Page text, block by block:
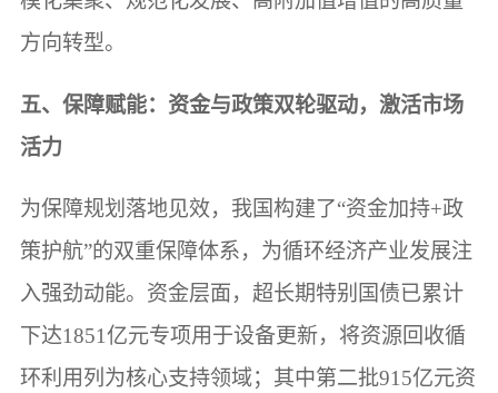
方向转型。
五、保障赋能：资金与政策双轮驱动，激活市场
活力
为保障规划落地见效，我国构建了“资金加持+政
策护航”的双重保障体系，为循环经济产业发展注
入强劲动能。资金层面，超长期特别国债已累计
下达1851亿元专项用于设备更新，将资源回收循
环利用列为核心支持领域；其中第二批915亿元资